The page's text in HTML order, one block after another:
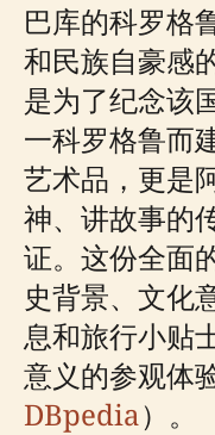
巴库的科罗格
和民族自豪感
是为了纪念该
一科罗格鲁而
艺术品，更是
神、讲故事的
证。这份全面
史背景、文化
息和旅行小贴
意义的参观体
DBpedia）。